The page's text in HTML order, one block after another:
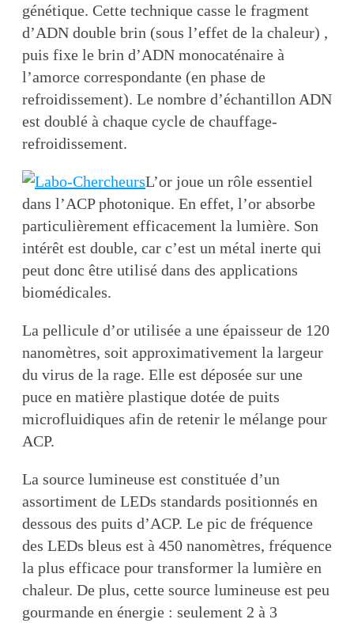
génétique. Cette technique casse le fragment
d’ADN double brin (sous l’effet de la chaleur) ,
puis fixe le brin d’ADN monocaténaire à
l’amorce correspondante (en phase de
refroidissement). Le nombre d’échantillon ADN
est doublé à chaque cycle de chauffage-
refroidissement.
L’or joue un rôle essentiel
dans l’ACP photonique. En effet, l’or absorbe
particulièrement efficacement la lumière. Son
intérêt est double, car c’est un métal inerte qui
peut donc être utilisé dans des applications
biomédicales.
La pellicule d’or utilisée a une épaisseur de 120
nanomètres, soit approximativement la largeur
du virus de la rage. Elle est déposée sur une
puce en matière plastique dotée de puits
microfluidiques afin de retenir le mélange pour
ACP.
La source lumineuse est constituée d’un
assortiment de LEDs standards positionnés en
dessous des puits d’ACP. Le pic de fréquence
des LEDs bleus est à 450 nanomètres, fréquence
la plus efficace pour transformer la lumière en
chaleur. De plus, cette source lumineuse est peu
gourmande en énergie : seulement 2 à 3